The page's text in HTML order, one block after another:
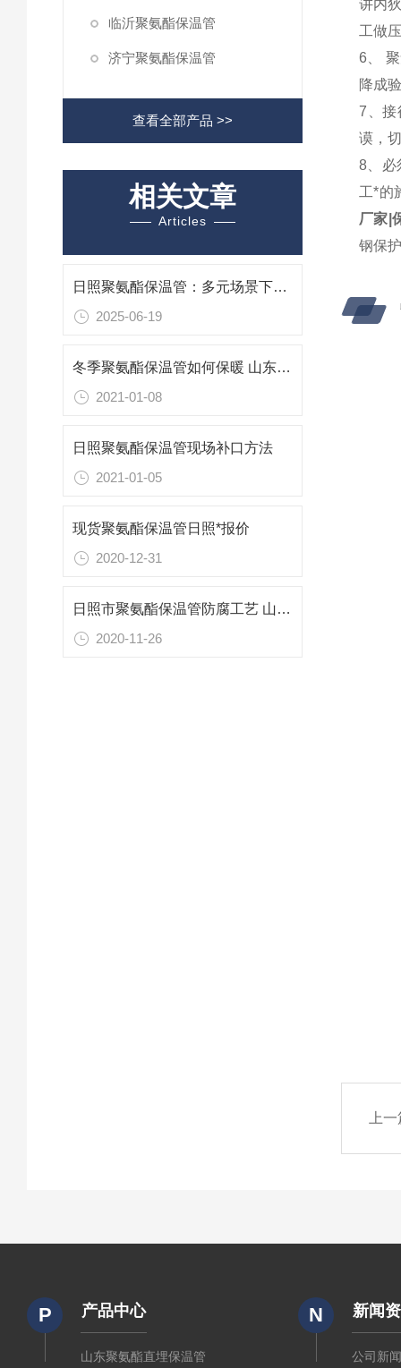
临沂聚氨酯保温管
济宁聚氨酯保温管
查看全部产品 >>
相关文章
Articles
日照聚氨酯保温管：多元场景下的“保温先锋”
2025-06-19
冬季聚氨酯保温管如何保暖 山东日照保温管厂家
2021-01-08
日照聚氨酯保温管现场补口方法
2021-01-05
现货聚氨酯保温管日照*报价
2020-12-31
日照市聚氨酯保温管防腐工艺 山东专业防腐保温材料
2020-11-26
讲内
工做
6、
降成
7、接
谟，
8、必
工*的
厂家|
钢保
上
P 产品中心
山东聚氨酯直埋保温管
N 新闻
公司新